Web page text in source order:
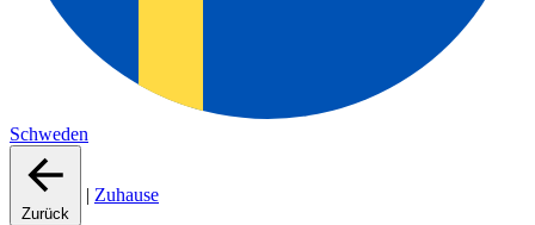
Schweden
Zurück
| Zuhause